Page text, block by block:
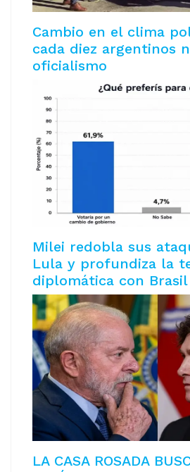
Cambio en el clima
cada diez argentinos
oficialismo
Milei redobla sus
Lula y profundiza la
diplomática con Brasil
LA CASA ROSADA